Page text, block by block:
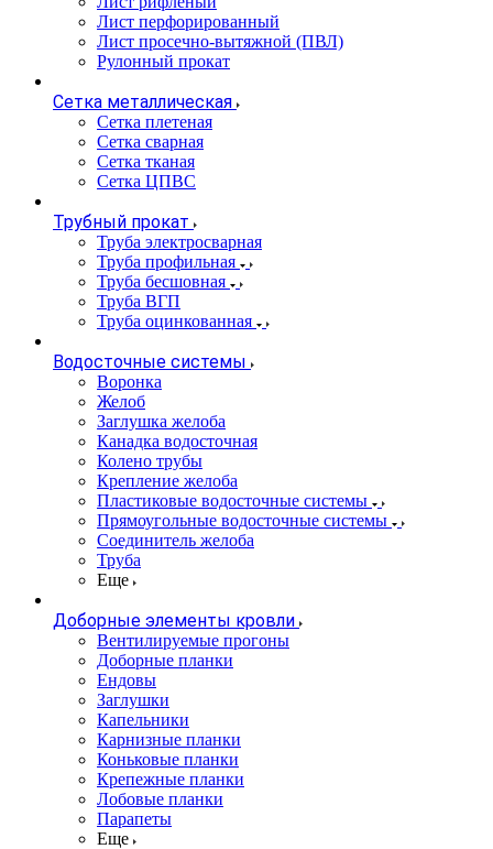
Лист перфорированный
Лист просечно-вытяжной (ПВЛ)
Рулонный прокат
Сетка металлическая
Сетка плетеная
Сетка сварная
Сетка тканая
Сетка ЦПВС
Трубный прокат
Труба электросварная
Труба профильная
Труба бесшовная
Труба ВГП
Труба оцинкованная
Водосточные системы
Воронка
Желоб
Заглушка желоба
Канадка водосточная
Колено трубы
Крепление желоба
Пластиковые водосточные системы
Прямоугольные водосточные системы
Соединитель желоба
Труба
Еще
Доборные элементы кровли
Вентилируемые прогоны
Доборные планки
Ендовы
Заглушки
Капельники
Карнизные планки
Коньковые планки
Крепежные планки
Лобовые планки
Парапеты
Еще